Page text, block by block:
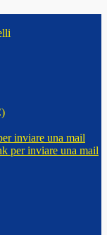
inviare una mail
per inviare una mail